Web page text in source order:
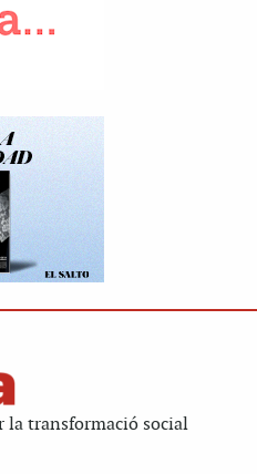
la transformació social